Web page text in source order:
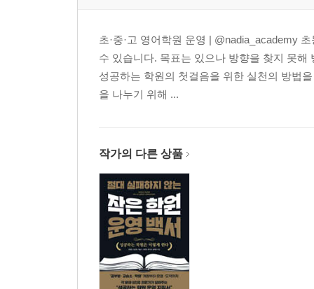
초·중·고 영어학원 운영 | @nadia_academy
수 있습니다. 목표는 있으나 방향을 찾지 못
성공하는 학원의 첫걸음을 위한 실천의 방법
을 나누기 위해 ...
작가의 다른 상품